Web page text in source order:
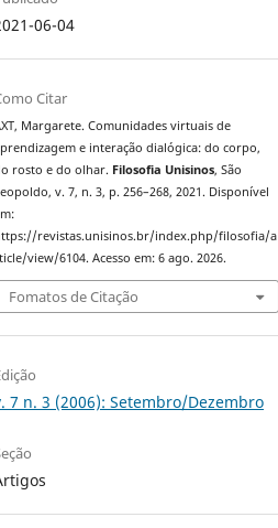
06-04
Citar
Margarete. Comunidades virtuais de
e interação dialógica: do corpo,
rosto e do olhar. Filosofia Unisinos, São
v. 7, n. 3, p. 256–268, 2021. Disponível
revistas.unisinos.br/index.php/filosofia/a
view/6104. Acesso em: 6 ago. 2026.
Fomatos de Citação
7 n. 3 (2006): Setembro/Dezembro